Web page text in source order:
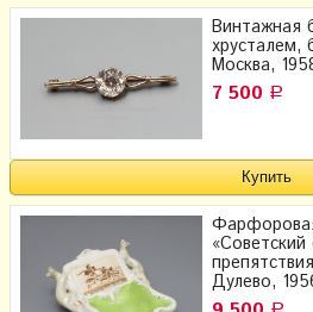
Винтажная
хрусталем,
Москва,
7 500 Р
Дулево,
Р